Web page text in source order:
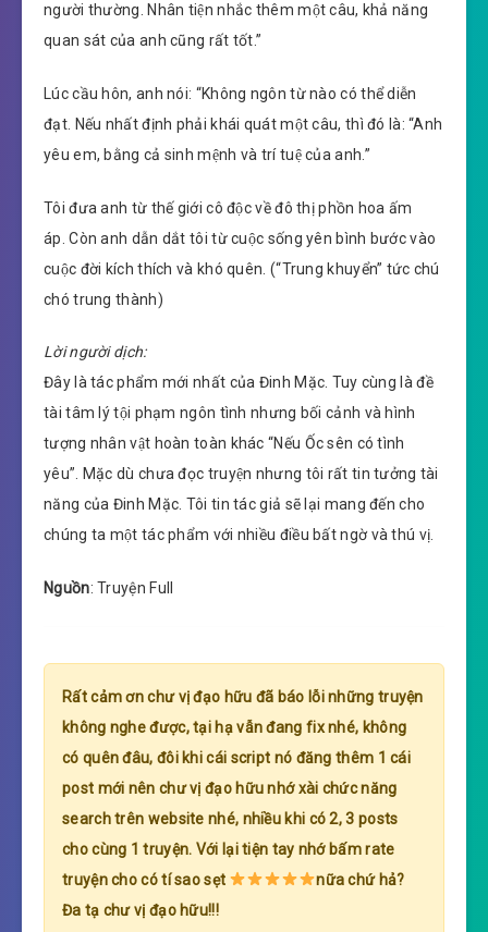
người thường. Nhân tiện nhắc thêm một câu, khả năng
quan sát của anh cũng rất tốt.”
Lúc cầu hôn, anh nói: “Không ngôn từ nào có thể diễn
đạt. Nếu nhất định phải khái quát một câu, thì đó là: “Anh
yêu em, bằng cả sinh mệnh và trí tuệ của anh.”
Tôi đưa anh từ thế giới cô độc về đô thị phồn hoa ấm
áp. Còn anh dẫn dắt tôi từ cuộc sống yên bình bước vào
cuộc đời kích thích và khó quên. (“Trung khuyển” tức chú
chó trung thành)
Lời người dịch:
Đây là tác phẩm mới nhất của Đinh Mặc. Tuy cùng là đề
tài tâm lý tội phạm ngôn tình nhưng bối cảnh và hình
tượng nhân vật hoàn toàn khác “Nếu Ốc sên có tình
yêu”. Mặc dù chưa đọc truyện nhưng tôi rất tin tưởng tài
năng của Đinh Mặc. Tôi tin tác giả sẽ lại mang đến cho
chúng ta một tác phẩm với nhiều điều bất ngờ và thú vị.
Nguồn: Truyện Full
Rất cảm ơn chư vị đạo hữu đã báo lỗi những truyện
không nghe được, tại hạ vẫn đang fix nhé, không
có quên đâu, đôi khi cái script nó đăng thêm 1 cái
post mới nên chư vị đạo hữu nhớ xài chức năng
search trên website nhé, nhiều khi có 2, 3 posts
cho cùng 1 truyện. Với lại tiện tay nhớ bấm rate
truyện cho có tí sao sẹt
nữa chứ hả?
Đa tạ chư vị đạo hữu!!!